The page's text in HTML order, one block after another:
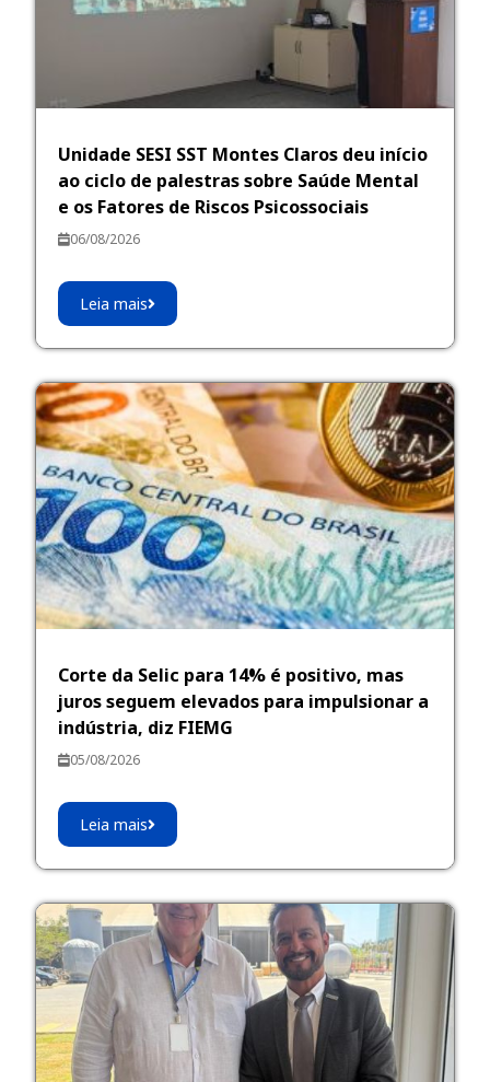
Unidade SESI SST Montes Claros deu início
ao ciclo de palestras sobre Saúde Mental
e os Fatores de Riscos Psicossociais
06/08/2026
Leia mais
Corte da Selic para 14% é positivo, mas
juros seguem elevados para impulsionar a
indústria, diz FIEMG
05/08/2026
Leia mais